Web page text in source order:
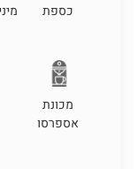
כספת
מכונת
אספרסו